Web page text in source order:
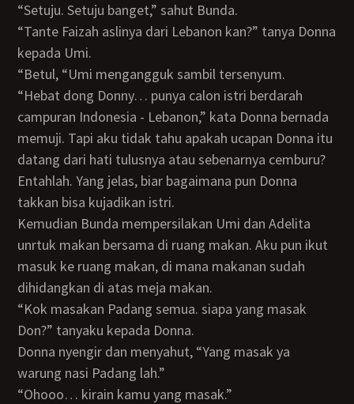
“Setuju. Setuju banget,” sahut Bunda.
“Tante Faizah aslinya dari Lebanon kan?” tanya Donna
kepada Umi.
“Betul, “Umi mengangguk sambil tersenyum.
“Hebat dong Donny… punya calon istri berdarah
campuran Indonesia - Lebanon,” kata Donna bernada
memuji. Tapi aku tidak tahu apakah ucapan Donna itu
datang dari hati tulusnya atau sebenarnya cemburu?
Entahlah. Yang jelas, biar bagaimana pun Donna
takkan bisa kujadikan istri.
Kemudian Bunda mempersilakan Umi dan Adelita
unrtuk makan bersama di ruang makan. Aku pun ikut
masuk ke ruang makan, di mana makanan sudah
dihidangkan di atas meja makan.
“Kok masakan Padang semua. siapa yang masak
Don?” tanyaku kepada Donna.
Donna nyengir dan menyahut, “Yang masak ya
warung nasi Padang lah.”
“Ohooo… kirain kamu yang masak.”